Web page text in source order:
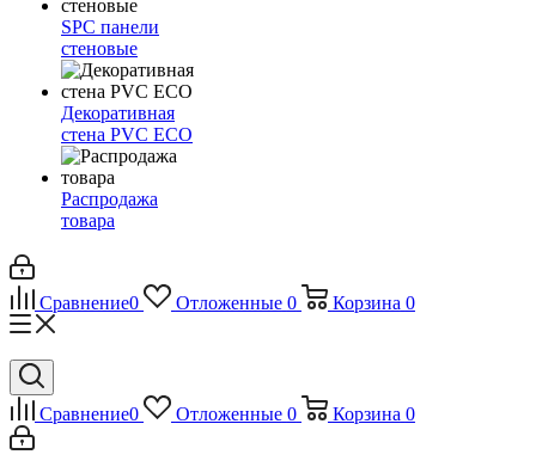
SPC панели
стеновые
Декоративная
стена PVC ECO
Распродажа
товара
Сравнение0 Отложенные 0 Корзина 0
Сравнение0 Отложенные 0 Корзина 0